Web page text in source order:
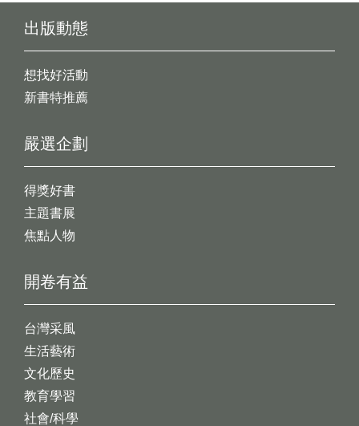
出版動態
想找好活動
新書特推薦
開卷有益
台灣采風
生活藝術
文化歷史
教育學習
社會/科學
嚴選企劃
得獎好書
主題書展
焦點人物